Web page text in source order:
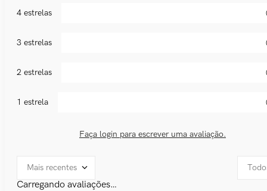
4 estrelas
3 estrelas
2 estrelas
1 estrela
Faça login para escrever uma avaliação.
Mais recentes
Carregando avaliações…